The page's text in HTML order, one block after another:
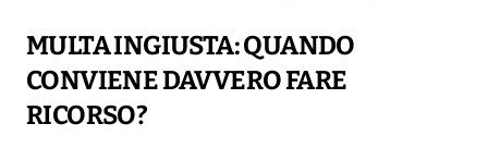
MULTA INGIUSTA: QUANDO
CONVIENE DAVVERO FARE
RICORSO?